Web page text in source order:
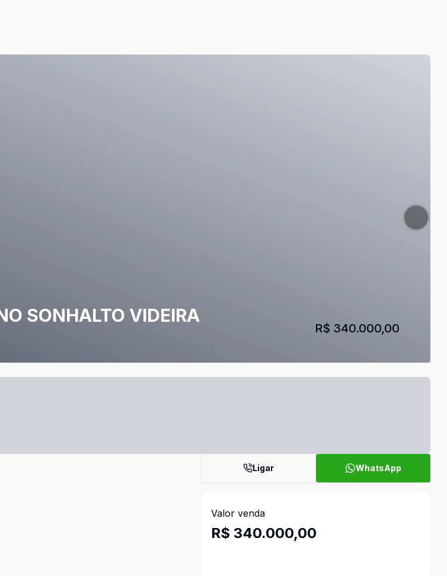
SONHALTO VIDEIRA
R$ 340.000,00
Ligar WhatsApp
Valor venda
R$ 340.000,00